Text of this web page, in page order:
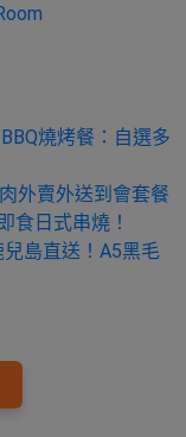
燒烤餐：自選多
外賣外送到會套餐
食日式串燒！
島直送！A5黑毛